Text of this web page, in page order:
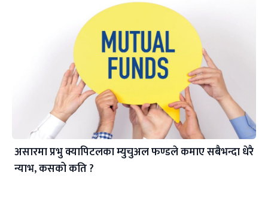
असारमा प्रभु क्यापिटलका म्युचुअल फण्डले कमाए सबैभन्दा धेरै
न्याभ, कसको कति ?